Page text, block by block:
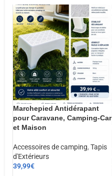
Marchepied Antidérapant
pour Caravane, Camping-Car
et Maison
Accessoires de camping, Tapis
d'Extérieurs
39,99€